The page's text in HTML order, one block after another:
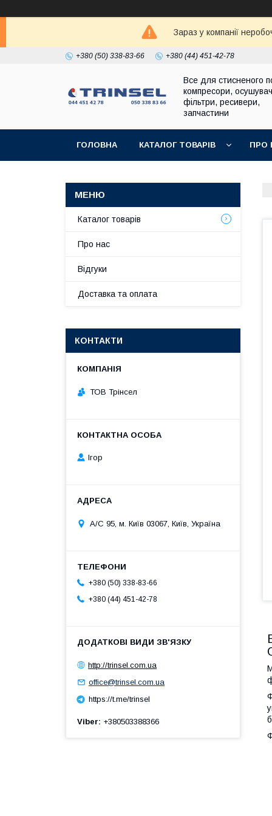
Зараз у компанії
+380 (50) 338-83-66 +380 (44) 451-42-78
Все для стисненого
компресори,
фільтри, ресивери,
запчастини
ГОЛОВНА КАТАЛОГ ТОВАРІВ ПРО
Каталог товарів
Про нас
Відгуки
Доставка та оплата
КОНТАКТИ
ТОВ Трінсел
Ігор
А/С 95, м. Київ 03067, Київ, Україна
+380 (50) 338-83-66
+380 (44) 451-42-78
http://trinsel.com.ua
office@trinsel.com.ua
https://t.me/trinsel
Viber +380503388366